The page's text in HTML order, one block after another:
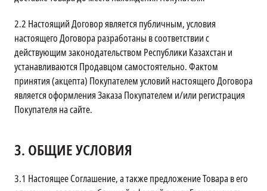
2.2 Настоящий Договор является публичным, условия
настоящего Договора разработаны в соответствии с
действующим законодательством Республики Казахстан и
устанавливаются Продавцом самостоятельно. Фактом
принятия (акцепта) Покупателем условий настоящего Договора
является оформления Заказа Покупателем и/или регистрация
Покупателя на сайте.
3. ОБЩИЕ УСЛОВИЯ
3.1 Настоящее Соглашение, а также предложение Товара в его